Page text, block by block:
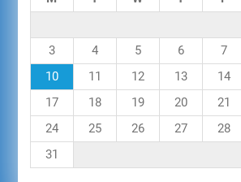
3
4 5 6 7
10
11 12 13 14
17
18 19 20 21
24
25 26 27 28
31